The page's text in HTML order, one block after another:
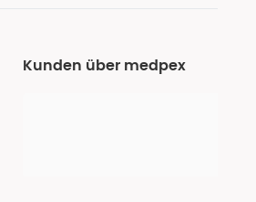
Kunden über medpex